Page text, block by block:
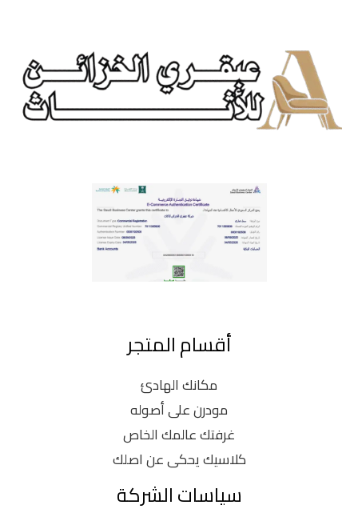
أقسام المتجر
مكانك الهادئ
مودرن على أصوله
غرفتك عالمك الخاص
كلاسيك يحكى عن اصلك
سياسات الشركة